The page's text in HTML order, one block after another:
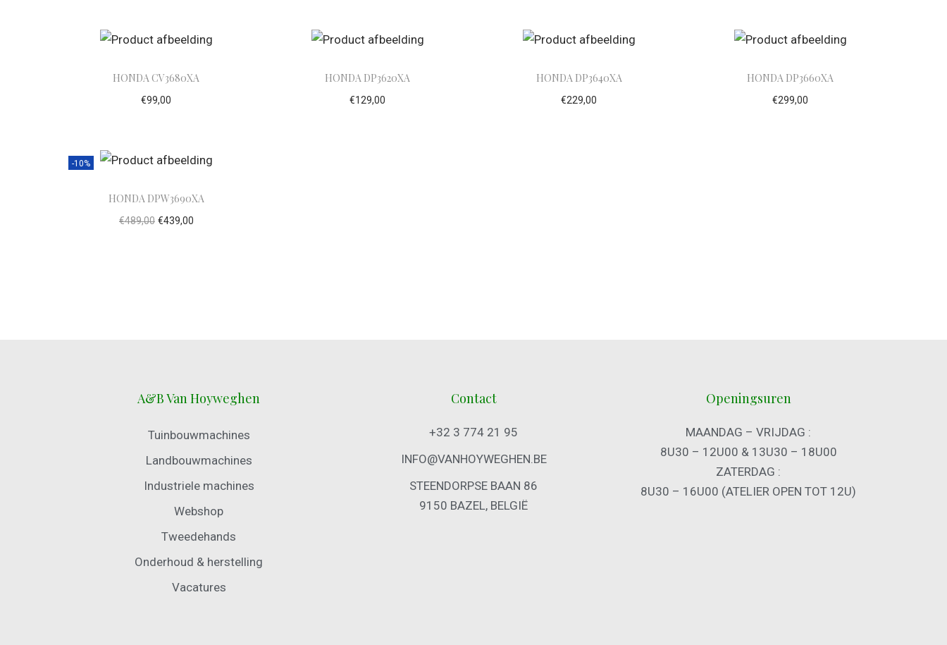
HONDA CV3680XA
€99,00
HONDA DP3620XA
€129,00
HONDA DP3640XA
€229,00
HONDA DP3660XA
€299,00
-10%
HONDA DPW3690XA
€489,00 €439,00
A&B Van Hoyweghen
Tuinbouwmachines
Landbouwmachines
Industriele machines
Webshop
Tweedehands
Onderhoud & herstelling
Vacatures
Contact
+32 3 774 21 95
INFO@VANHOYWEGHEN.BE
STEENDORPSE BAAN 86
9150 BAZEL, BELGIË
Openingsuren
MAANDAG – VRIJDAG :
8U30 – 12U00 & 13U30 – 18U00
ZATERDAG :
8U30 – 16U00 (ATELIER OPEN TOT 12U)